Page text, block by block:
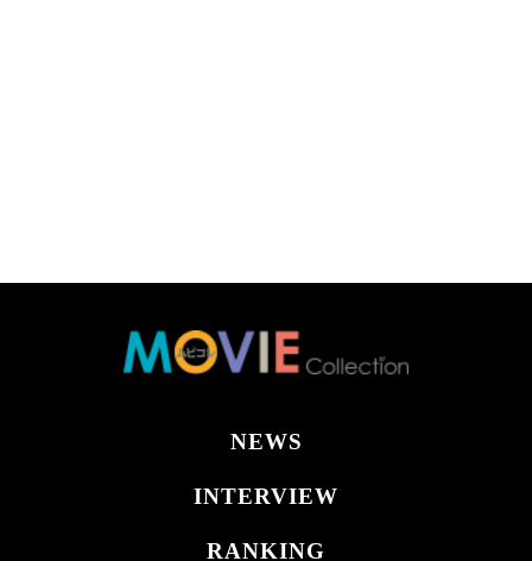
NEWS
INTERVIEW
RANKING